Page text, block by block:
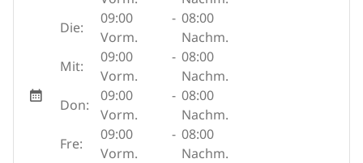
Die:
09:00
Vorm.
- 08:00
Nachm.
Mit:
09:00
Vorm.
- 08:00
Nachm.
Don:
09:00
Vorm.
- 08:00
Nachm.
Fre:
09:00
Vorm.
- 08:00
Nachm.